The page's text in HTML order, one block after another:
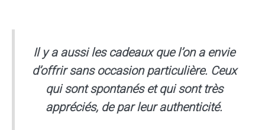
Il y a aussi les cadeaux que l’on a envie
d’offrir sans occasion particulière. Ceux
qui sont spontanés et qui sont très
appréciés, de par leur authenticité.